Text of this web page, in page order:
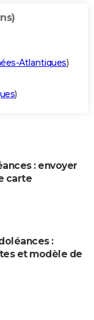
Atlantiques)
)
: envoyer
carte
:
et modèle de